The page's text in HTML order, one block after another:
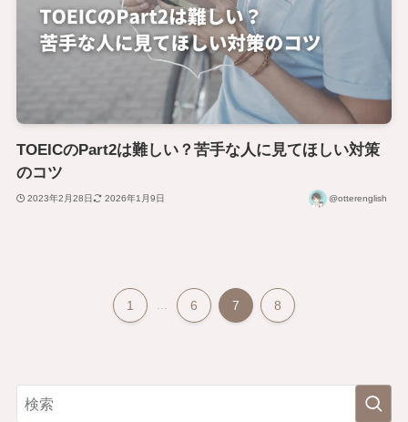
TOEICのPart2は難しい？苦手な人に見てほしい対策
のコツ
2023年2月28日 2026年1月9日 @otterenglish
1 6 7 8